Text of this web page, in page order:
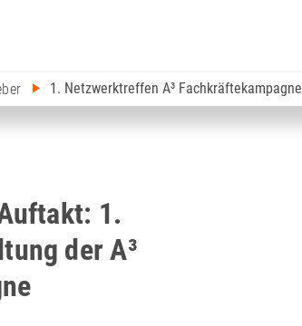
1. Netzwerktreffen A³ Fachkräftekampagne
1.
der A³